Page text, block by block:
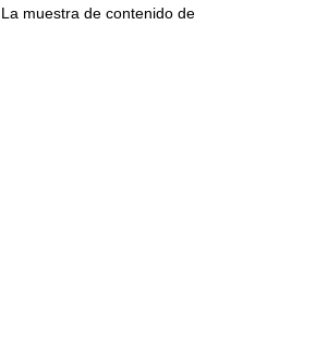
muestra de contenido de